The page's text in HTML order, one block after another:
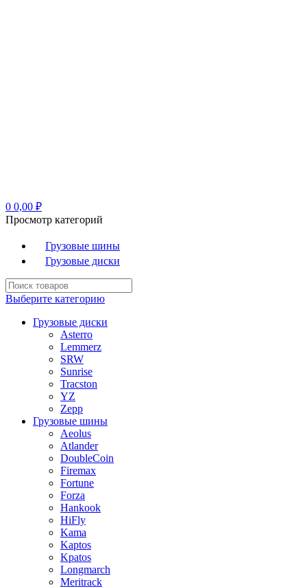
0 0,00 ₽
Просмотр категорий
Грузовые шины
Грузовые диски
Выберите категорию
Грузовые диски
Asterro
Lemmerz
SRW
Sunrise
Tracston
YZ
Zepp
Грузовые шины
Aeolus
Atlander
DoubleCoin
Firemax
Fortune
Forza
Hankook
HiFly
Kama
Kaptos
Kpatos
Longmarch
Meritrack